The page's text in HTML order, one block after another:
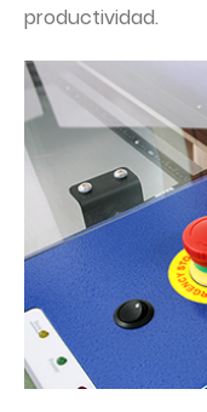
productividad.